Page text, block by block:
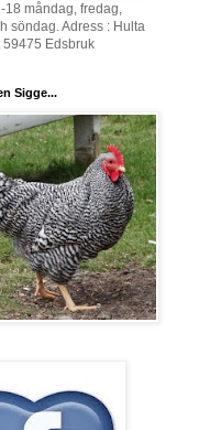
18 måndag, fredag,
söndag. Adress : Hulta
59475 Edsbruk
Sigge...